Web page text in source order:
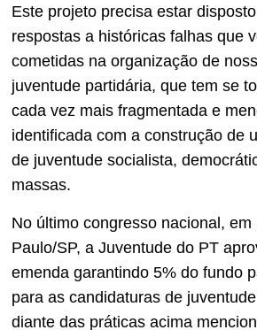
Este projeto precisa estar
respostas a históricas falhas que
cometidas na organização de
juventude partidária, que tem se
cada vez mais fragmentada e
identificada com a construção de
de juventude socialista,
massas.
No último congresso nacional, em
Paulo/SP, a Juventude do PT
emenda garantindo 5% do fundo
para as candidaturas de
diante das práticas acima